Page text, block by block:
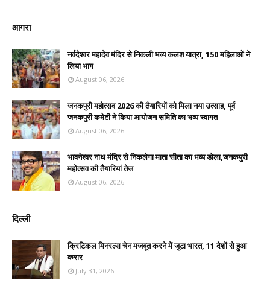
आगरा
नर्वदेश्वर महादेव मंदिर से निकली भव्य कलश यात्रा, 150 महिलाओं ने
लिया भाग
August 06, 2026
जनकपुरी महोत्सव 2026 की तैयारियों को मिला नया उत्साह, पूर्व
जनकपुरी कमेटी ने किया आयोजन समिति का भव्य स्वागत
August 06, 2026
भावनेश्वर नाथ मंदिर से निकलेगा माता सीता का भव्य डोला,जनकपुरी
महोत्सव की तैयारियां तेज
August 06, 2026
दिल्ली
क्रिटिकल मिनरल्स चेन मजबूत करने में जुटा भारत, 11 देशों से हुआ
करार
July 31, 2026